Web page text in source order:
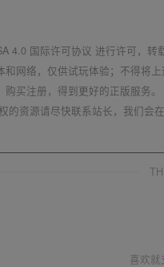
4.0 国际许可协议 进行许可，转
网络，仅供试玩体验；不得将
买注册，得到更好的正版服务。
资源请尽快联系站长，我们会
喜欢就